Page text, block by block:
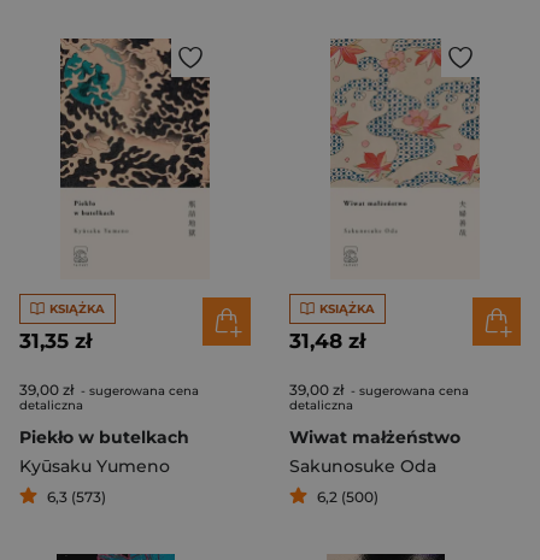
KSIĄŻKA
31,35 zł
39,00 zł - sugerowana cena
detaliczna
Piekło w butelkach
Kyūsaku Yumeno
6,3 (573)
KSIĄŻKA
31,48 zł
39,00 zł - sugerowana cena
detaliczna
Wiwat małżeństwo
Sakunosuke Oda
6,2 (500)